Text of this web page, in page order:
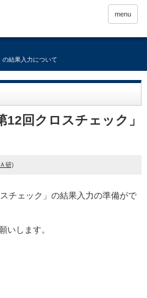
menu
結果入力について
12回クロスチェック」
研)
チェック」の結果入力の準備がで
いします。